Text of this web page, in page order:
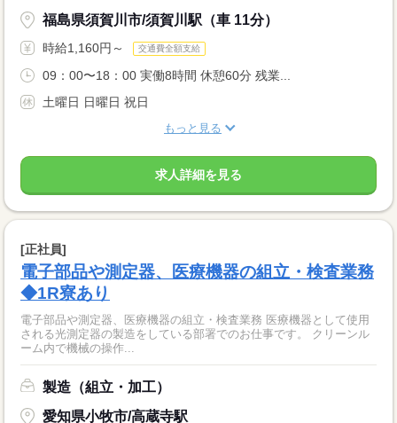
福島県須賀川市/須賀川駅（車 11分）
時給1,160円～ 交通費全額支給
09：00〜18：00 実働8時間 休憩60分 残業...
土曜日 日曜日 祝日
もっと見る
求人詳細を見る
[正社員]
電子部品や測定器、医療機器の組立・検査業務
◆1R寮あり
電子部品や測定器、医療機器の組立・検査業務 医療機器として使用
される光測定器の製造をしている部署でのお仕事です。 クリーンル
ーム内で機械の操作...
製造（組立・加工）
愛知県小牧市/高蔵寺駅